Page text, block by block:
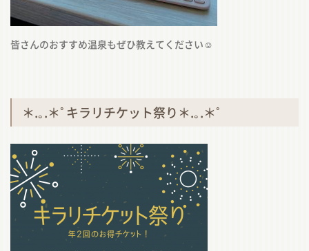
皆さんのおすすめ温泉もぜひ教えてください ☺️
＊.｡.＊ﾟキラリチケット祭り＊.｡.＊ﾟ